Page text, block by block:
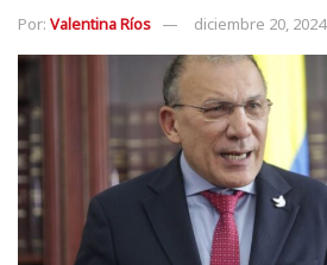
Por: Valentina Ríos diciembre 20, 2024